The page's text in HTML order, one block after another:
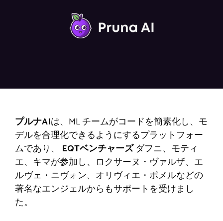
プルナAIは、ML チームがコードを簡素化し、モ
デルを合理化できるようにするプラットフォー
ムであり、 EQTベンチャーズダフニ、モティ
エ、キマが参加し、ロクサーヌ・ヴァルザ、エ
ルヴェ・ニヴォン、オリヴィエ・ポメルなどの
著名なエンジェルからもサポートを受けまし
た。